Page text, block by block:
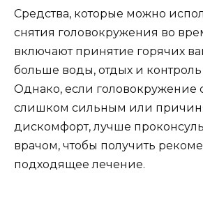
Средства, которые можно
снятия головокружения во
включают принятие горячих
больше воды, отдых и контроль
Однако, если головокружение
слишком сильным или
дискомфорт, лучше
врачом, чтобы получить
подходящее лечение.